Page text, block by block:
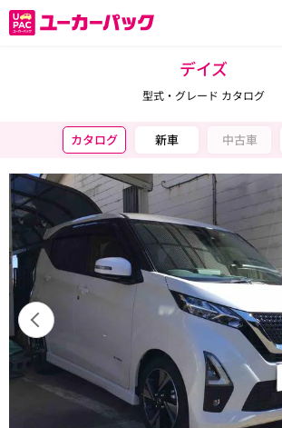
デイズ
型式・グレード カタログ
カタログ 新車 中古車